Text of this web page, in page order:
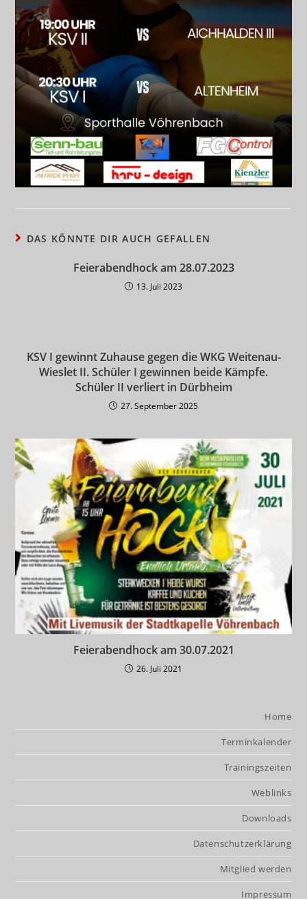
DAS KÖNNTE DIR AUCH GEFALLEN
Feierabendhock am 28.07.2023
13. Juli 2023
KSV I gewinnt Zuhause gegen die WKG Weitenau-
Wieslet II. Schüler I gewinnen beide Kämpfe.
Schüler II verliert in Dürbheim
27. September 2025
Feierabendhock am 30.07.2021
26. Juli 2021
Home
Terminkalender
Trainingszeiten
Weblinks
Downloads
Datenschutzerklärung
Mitglied werden
Impressum